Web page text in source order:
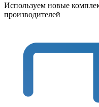
Используем новые
производителей